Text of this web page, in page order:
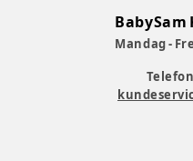
BabySam
Mandag -